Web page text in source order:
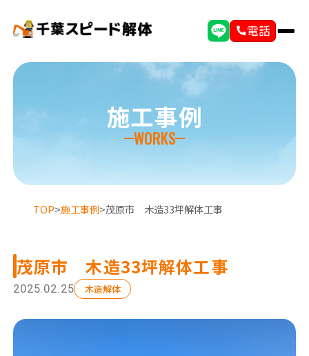
電話
選ばれる理由
施工事例
WORKS
TOP>施工事例>茂原市 木造33坪解体工事
茂原市 木造33坪解体工事
2025.02.25 木造解体